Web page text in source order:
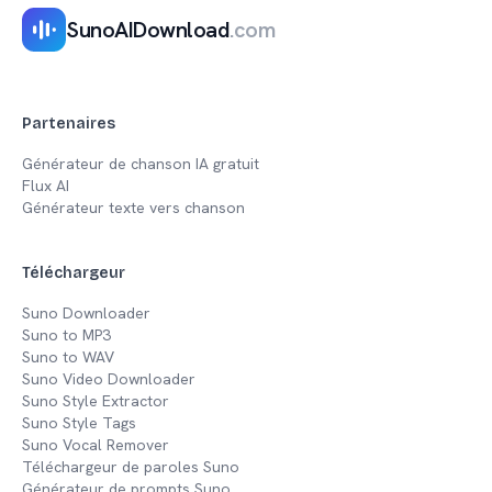
SunoAIDownload.com
Partenaires
Générateur de chanson IA gratuit
Flux AI
Générateur texte vers chanson
Téléchargeur
Suno Downloader
Suno to MP3
Suno to WAV
Suno Video Downloader
Suno Style Extractor
Suno Style Tags
Suno Vocal Remover
Téléchargeur de paroles Suno